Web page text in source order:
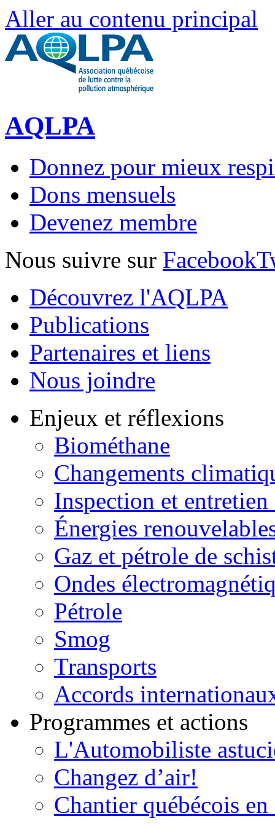
Aller au contenu principal
AQLPA
Donnez pour mieux
Dons mensuels
Devenez membre
Nous suivre sur Facebook
Découvrez l'AQLPA
Publications
Partenaires et liens
Nous joindre
Enjeux et réflexions
Biométhane
Changements
Inspection et entretien
Énergies
Gaz et pétrole de
Ondes
Pétrole
Smog
Transports
Accords
Programmes et actions
L'Automobiliste
Changez d’air!
Chantier québécois